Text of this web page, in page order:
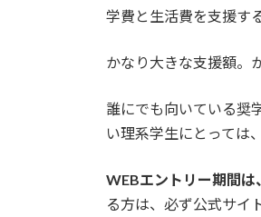
学費と生活費を支援す
かなり大きな支援額。
誰にでも向いている奨
い理系学生にとっては
WEBエントリー期間は
る方は、必ず公式サイ